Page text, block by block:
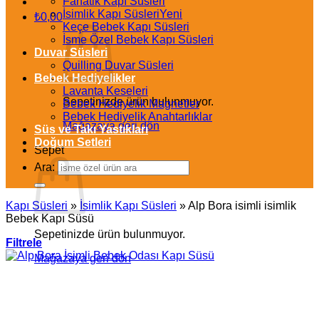
₺0,00
Sepetinizde ürün bulunmuyor.
Mağazaya geri dön
Sepet
Sepetinizde ürün bulunmuyor.
Mağazaya geri dön
İsimlik Kapı Süsleri
Keçe Bebek Kapı Süsleri
İsme Özel Bebek Kapı Süsleri
Duvar Süsleri
Quilling Duvar Süsleri
Bebek Hediyelikler
Lavanta Keseleri
Bebek Hediyelik Magnetler
Bebek Hediyelik Anahtarlıklar
Süs ve Takı Yastıkları
Doğum Setleri
Ara:
Kapı Süsleri » İsimlik Kapı Süsleri »Alp Bora isimli isimlik
Bebek Kapı Süsü
Filtrele